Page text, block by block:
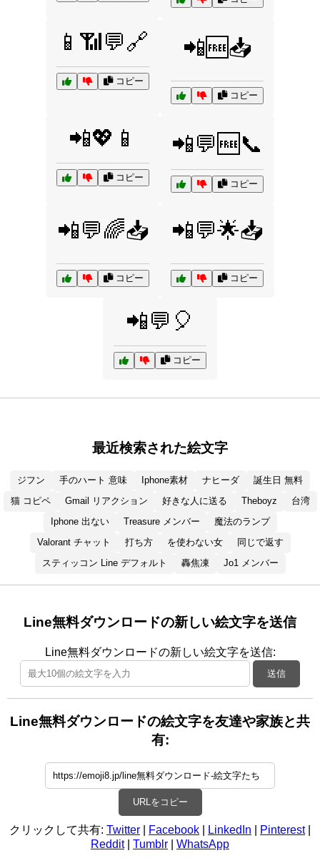
📱📶💬🔗
コピー
📲🆓📥
コピー
📲💖📱
コピー
📲💬🆓📞
コピー
📲💬🌈📥
コピー
📲💬🌟📥
コピー
📲💬🎈
コピー
最近検索された絵文字
ジフン 手のハート 意味 Iphone素材 ナヒーダ
誕生日 無料
猫 コピペ
Gmail リアクション 好きな人に送る Theboyz
台湾
Iphone 出ない
Treasure メンバー
魔法のランプ
Valorant チャット
打ち方 を使わない女
同じで返す
スティッコン Line デフォルト
轟焦凍 Jo1 メンバー
Line無料ダウンロードの新しい絵文字を送信
Line無料ダウンロードの新しい絵文字を送信:
送信
Line無料ダウンロードの絵文字を友達や家族と共
有:
URLをコピー
クリックして共有: Twitter Facebook LinkedIn Pinterest|
Reddit| Tumblr WhatsApp